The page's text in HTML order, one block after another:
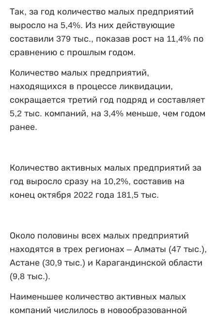
Так, за год количество малых предприятий
выросло на 5,4%. Из них действующие
составили 379 тыс., показав рост на 11,4% по
сравнению с прошлым годом.
Количество малых предприятий,
находящихся в процессе ликвидации,
сокращается третий год подряд и составляет
5,2 тыс. компаний, на 3,4% меньше, чем годом
ранее.
Количество активных малых предприятий за
год выросло сразу на 10,2%, составив на
конец октября 2022 года 181,5 тыс.
Около половины всех малых предприятий
находятся в трех регионах – Алматы (47 тыс.),
Астане (30,9 тыс.) и Карагандинской области
(9,8 тыс.).
Наименьшее количество активных малых
компаний числилось в новообразованной